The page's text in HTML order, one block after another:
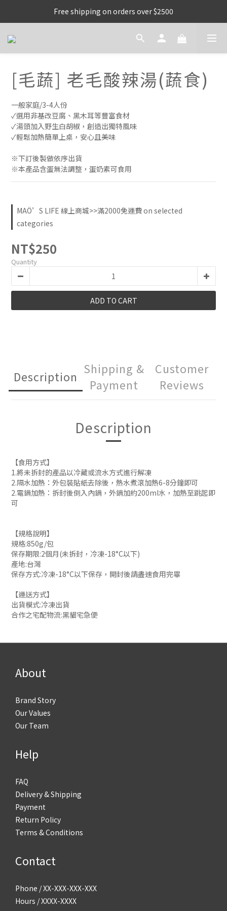
Free shipping on orders over $2500
[毛蔬] 老毛酸辣湯(蔬食)
一般家庭/3-4人份
✓選用非基改豆腐、黑木耳等豐富食材
✓湯頭加入野生白胡椒，創造出獨特風味
✓輕鬆加熱簡單上桌，安心且美味
※下訂後製做依序出貨
※本產品含蛋無法調整，蛋奶素可食用
MAÖ’S LIFE 線上商城>>滿2000免運費 on selected
categories
NT$250
Quantity
ADD TO CART
Description
Shipping &
Payment
Customer
Reviews
Description
【食用方式】
1.將未拆封的產品以冷藏或流水方式進行解凍
2.隔水加熱：外包裝貼紙去除後，熱水煮滾加熱6-8分鐘即可
2.電鍋加熱：拆封後倒入內鍋，外鍋加約200ml水，加熱至跳起即
可
【規格說明】
規格:850g/包
保存期限:2個月(未拆封，冷凍-18°C以下)
產地:台灣
保存方式:冷凍-18°C以下保存，開封後請盡速食用完畢
【運送方式】
出貨模式:冷凍出貨
合作之宅配物流:黑貓宅急便
About
Brand Story
Our Values
Our Team
Help
FAQ
Delivery & Shipping
Payment
Return Policy
Terms & Conditions
Contact
Phone / XX-XXX-XXX-XXX
Hours / XXXX-XXXX